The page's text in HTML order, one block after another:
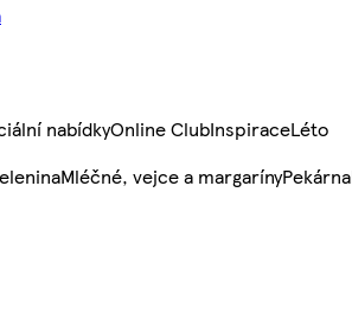
nabídkyOnline ClubInspiraceLéto
Mléčné, vejce a margarínyPekárna